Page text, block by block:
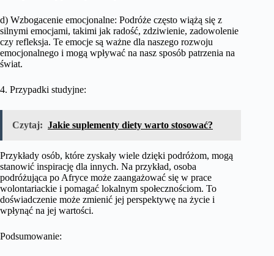
d) Wzbogacenie emocjonalne: Podróże często wiążą się z
silnymi emocjami, takimi jak radość, zdziwienie, zadowolenie
czy refleksja. Te emocje są ważne dla naszego rozwoju
emocjonalnego i mogą wpływać na nasz sposób patrzenia na
świat.
4. Przypadki studyjne:
Czytaj: Jakie suplementy diety warto stosować?
Przykłady osób, które zyskały wiele dzięki podróżom, mogą
stanowić inspirację dla innych. Na przykład, osoba
podróżująca po Afryce może zaangażować się w prace
wolontariackie i pomagać lokalnym społecznościom. To
doświadczenie może zmienić jej perspektywę na życie i
wpłynąć na jej wartości.
Podsumowanie: